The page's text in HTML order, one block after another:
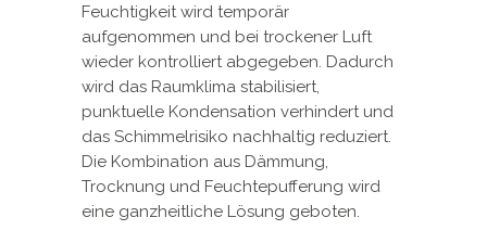
Feuchtigkeit wird temporär
aufgenommen und bei trockener Luft
wieder kontrolliert abgegeben. Dadurch
wird das Raumklima stabilisiert,
punktuelle Kondensation verhindert und
das Schimmelrisiko nachhaltig reduziert.
Die Kombination aus Dämmung,
Trocknung und Feuchtepufferung wird
eine ganzheitliche Lösung geboten.